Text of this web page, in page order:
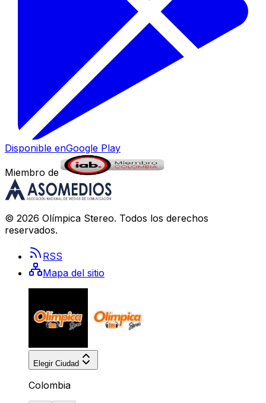
Disponible enGoogle Play
Miembro de
© 2026 Olímpica Stereo. Todos los derechos
reservados.
RSS
Mapa del sitio
Elegir Ciudad
Colombia